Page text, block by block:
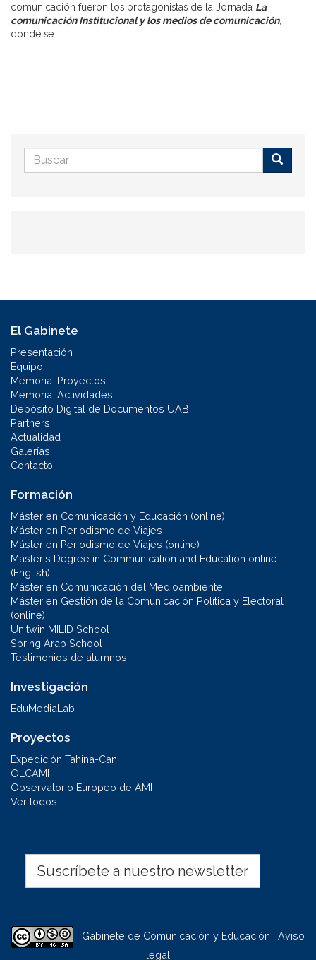
comunicación fueron los protagonistas de la Jornada La
comunicación Institucional y los medios de comunicación,
donde se...
Formulario
de
El Gabinete
Presentación
Equipo
Memoria: Proyectos
Memoria: Actividades
Depósito Digital de Documentos UAB
Partners
Actualidad
Galerías
Contacto
Formación
Máster en Comunicación y Educación (online)
Máster en Periodismo de Viajes
Máster en Periodismo de Viajes (online)
Master's Degree in Communication and Education online
(English)
Máster en Comunicación del Medioambiente
Máster en Gestión de la Comunicación Política y Electoral
(online)
Unitwin MILID School
Spring Arab School
Testimonios de alumnos
Investigación
EduMediaLab
Proyectos
Expedición Tahina-Can
OLCAMI
Observatorio Europeo de AMI
Ver todos
Suscríbete a nuestro newsletter
Gabinete de Comunicación y Educación | Aviso
legal